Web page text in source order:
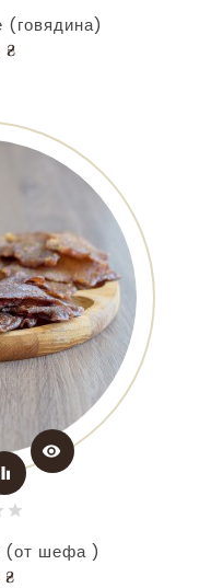
(говядина)
₴Цена
visibility
(от шефа )
₴